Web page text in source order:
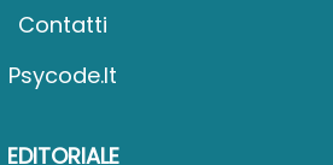
Contatti
Psycode.it
EDITORIALE